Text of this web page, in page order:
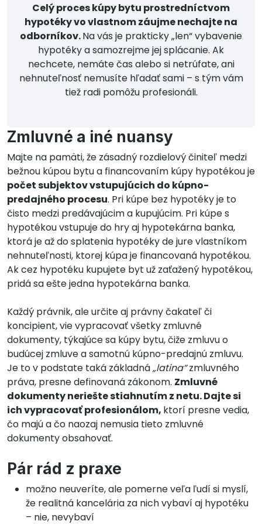
Celý proces kúpy bytu prostredníctvom
hypotéky vo vlastnom záujme nechajte na
odborníkov.Na vás je prakticky „len“ vybavenie
hypotéky a samozrejme jej splácanie. Ak
nechcete, nemáte čas alebo si netrúfate, ani
nehnuteľnosť nemusíte hľadať sami – s tým vám
tiež radi pomôžu profesionáli.
Zmluvné a iné nuansy
Majte na pamäti, že zásadný rozdielový činiteľ medzi
bežnou kúpou bytu a financovaním kúpy hypotékou je
počet subjektov vstupujúcich do kúpno-
predajného procesu. Pri kúpe bez hypotéky je to
čisto medzi predávajúcim a kupujúcim. Pri kúpe s
hypotékou vstupuje do hry aj hypotekárna banka,
ktorá je až do splatenia hypotéky de jure vlastníkom
nehnuteľnosti, ktorej kúpa je financovaná hypotékou.
Ak cez hypotéku kupujete byt už zaťažený hypotékou,
pridá sa ešte jedna hypotekárna banka.
Každý právnik, ale určite aj právny čakateľ či
koncipient, vie vypracovať všetky zmluvné
dokumenty, týkajúce sa kúpy bytu, čiže zmluvu o
budúcej zmluve a samotnú kúpno-predajnú zmluvu.
Je to v podstate taká základná„latina“zmluvného
práva, presne definovaná zákonom. Zmluvné
dokumenty neriešte stiahnutím z netu. Dajte si
ich vypracovať profesionálom, ktorí presne vedia,
čo majú a čo naozaj nemusia tieto zmluvné
dokumenty obsahovať.
Pár rád z praxe
možno neuveríte, ale pomerne veľa ľudí si myslí,
že realitná kancelária za nich vybaví aj hypotéku
– nie, nevybaví